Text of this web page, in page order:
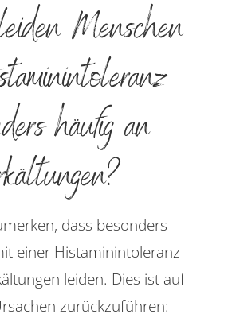
Menschen
häufig an
dass besonders
einer Histaminintoleranz
leiden. Dies ist auf
zurückzuführen: